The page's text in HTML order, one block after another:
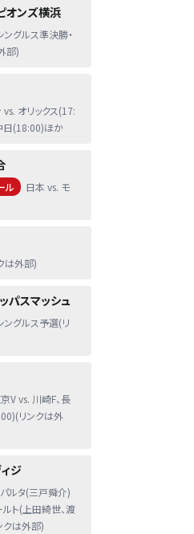
オンズ横浜
ングルス準決勝・
部)
vs. オリックス(17:
日(18:00)ほか
ル
日本 vs. モ
は外部)
パスマッシュ
ングルス予選(リ
V vs. 川崎F、長
リンクは外
ジ
ルタ(三戸舜介)
ルト(上田綺世、渡
クは外部)